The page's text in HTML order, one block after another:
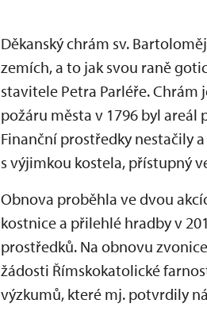
Děkanský chrám sv.
zemích, a to jak svou raně
stavitele Petra Parléře.
požáru města v 1796 byl
Finanční prostředky nestačily
s výjimkou kostela, přístupný
Obnova proběhla ve dvou
kostnice a přilehlé hradby v
prostředků. Na obnovu
žádosti Římskokatolické
výzkumů, které mj. potvrdily